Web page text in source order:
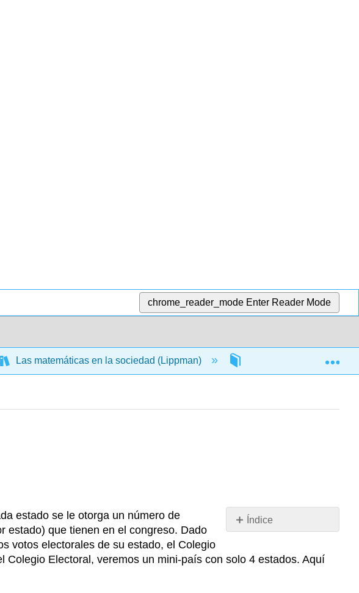
chrome_reader_mode Enter Reader Mode
Las matemáticas en la sociedad (Lippman) 3: Votación ponderada
Índice
Sin
estado se le otorga un número de
estado) que tienen en el congreso. Dado
votos electorales de su estado, el Colegio
Electoral, veremos un mini-país con solo 4 estados. Aquí